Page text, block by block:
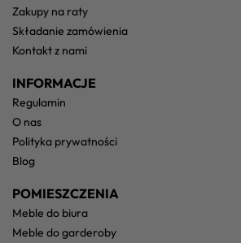
zakupy na raty
składanie zamówienia
kontakt z nami
INFORMACJE
regulamin
o nas
polityka prywatności
blog
POMIESZCZENIA
meble do biura
meble do garderoby